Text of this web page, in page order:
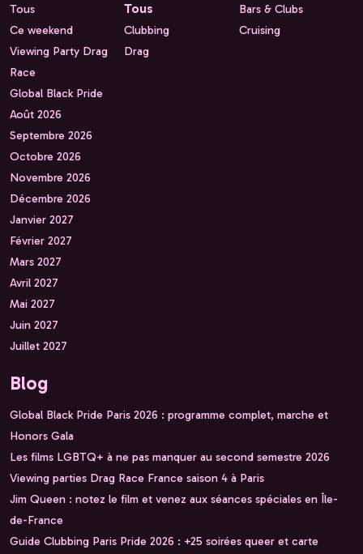
Tous
Ce weekend
Viewing Party Drag
Race
Global Black Pride
Août 2026
Septembre 2026
Octobre 2026
Novembre 2026
Décembre 2026
Janvier 2027
Février 2027
Mars 2027
Avril 2027
Mai 2027
Juin 2027
Juillet 2027
Tous
Clubbing
Drag
Bars & Clubs
Cruising
Blog
Global Black Pride Paris 2026 : programme complet, marche et
Honors Gala
Les films LGBTQ+ à ne pas manquer au second semestre 2026
Viewing parties Drag Race France saison 4 à Paris
Jim Queen : notez le film et venez aux séances spéciales en Île-
de-France
Guide Clubbing Paris Pride 2026 : +25 soirées queer et carte